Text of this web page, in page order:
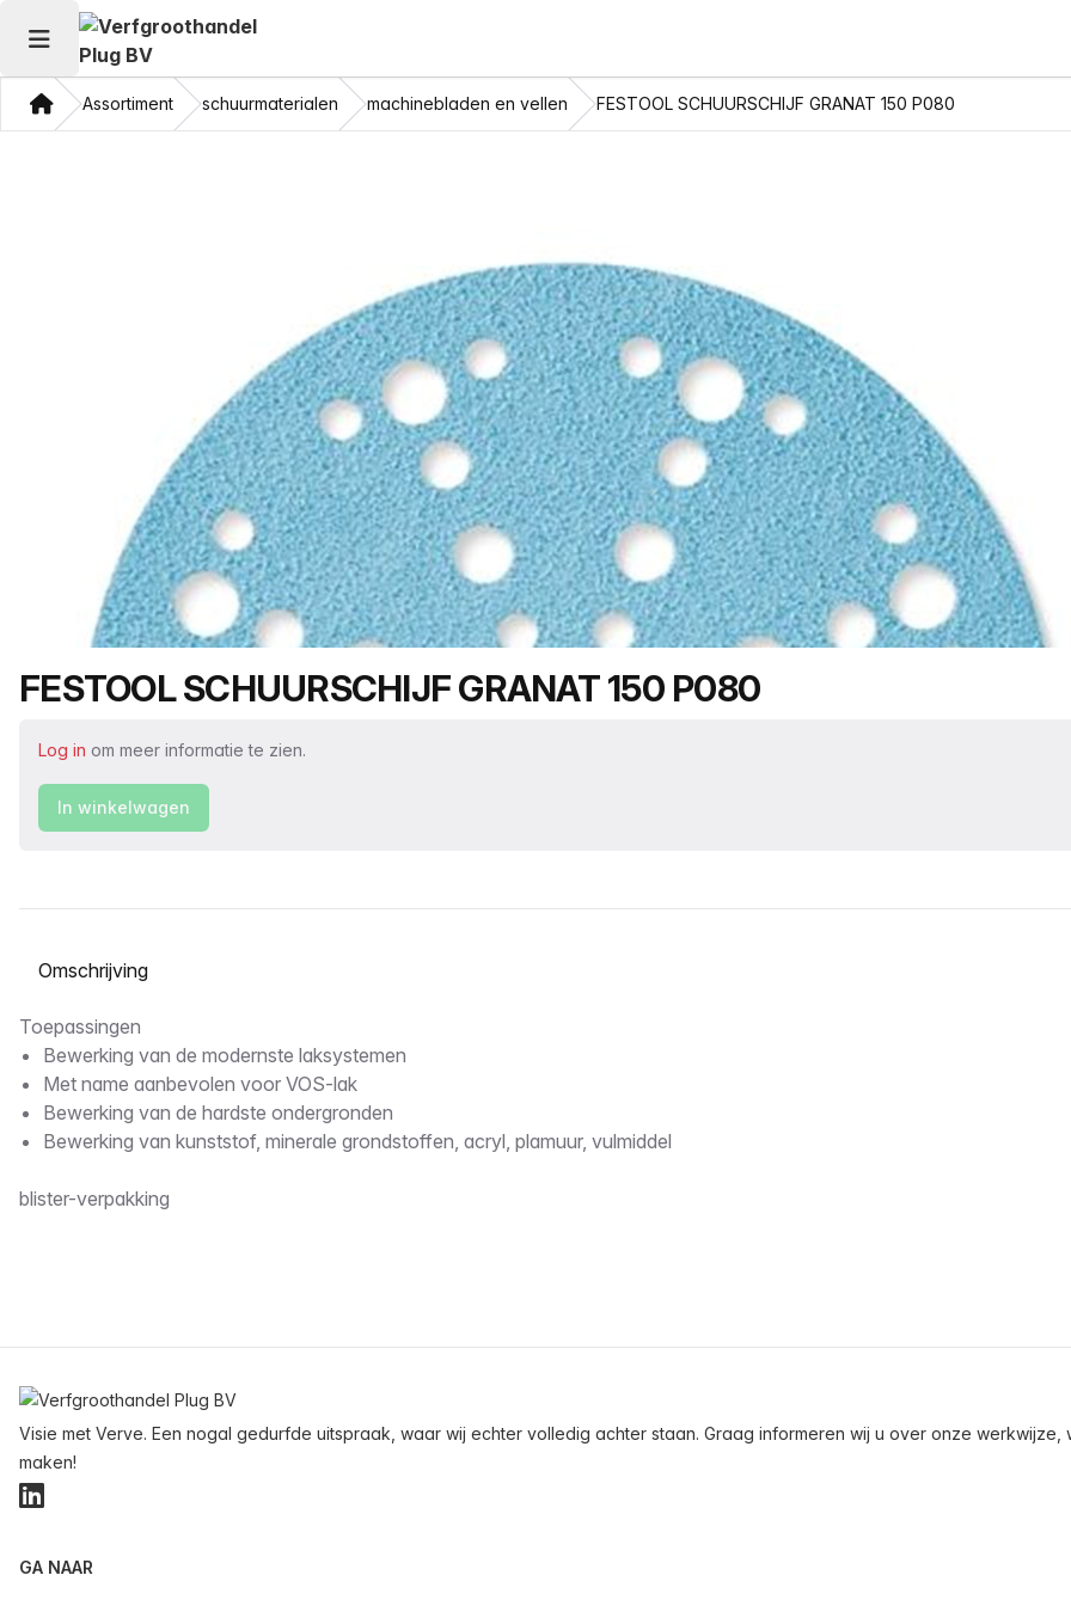
Hoofdmenu openen
ThuisAssortiment schuurmaterialen machinebladen en vellen FESTOOL SCHUURSCHIJF GRANAT 150 P080
Productnaam
FESTOOL SCHUURSCHIJF GRANAT 150 P080
Log in om meer informatie te zien.
In winkelwagen
Selecteer een tabblad
Omschrijving
Toepassingen
Bewerking van de modernste laksystemen
Met name aanbevolen voor VOS-lak
Bewerking van de hardste ondergronden
Bewerking van kunststof, minerale grondstoffen, acryl, plamuur, vulmiddel
blister-verpakking
Visie met Verve. Een nogal gedurfde uitspraak, waar wij echter volledig achter staan. Graag informeren wij u over onze
maken!
LinkedIn
GA NAAR